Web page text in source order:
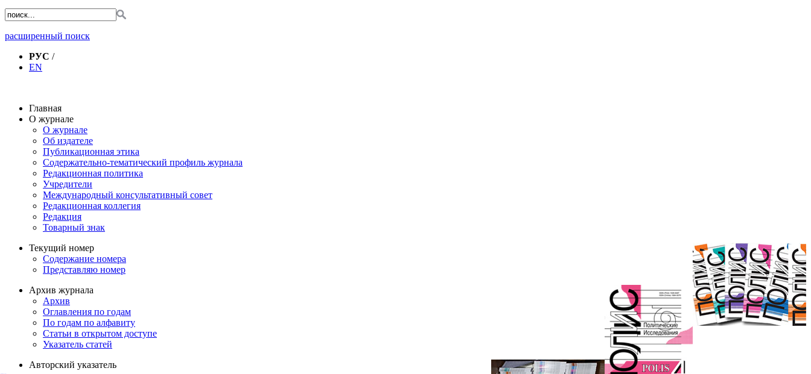
расширенный поиск
РУС /
EN
Главная
О журнале
О журнале
Об издателе
Публикационная этика
Содержательно-тематический профиль журнала
Редакционная политика
Учредители
Международный консультативный совет
Редакционная коллегия
Редакция
Товарный знак
Текущий номер
Содержание номера
Представляю номер
Архив журнала
Архив
Оглавления по годам
По годам по алфавиту
Статьи в открытом доступе
Указатель статей
Авторский указатель